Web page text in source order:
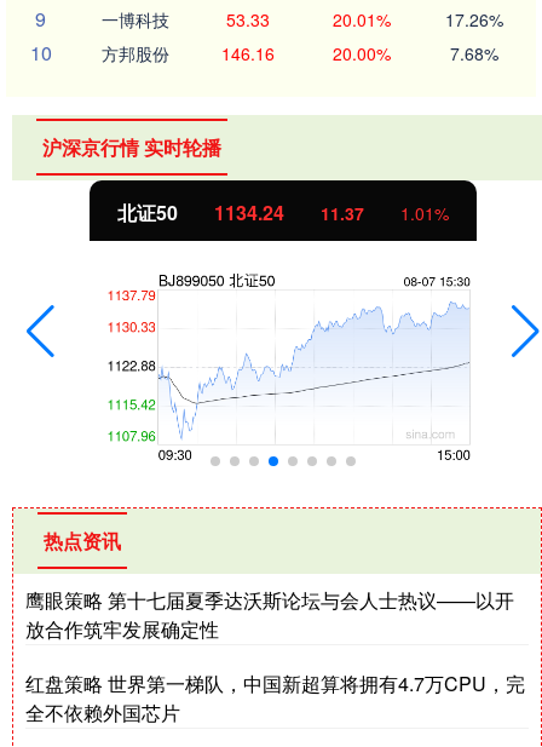
9 一博科技 53.33 20.01% 17.26%
10 方邦股份 146.16 20.00% 7.68%
沪深京行情 实时轮播
北证50 1134.24 11.37 1.01%
热点资讯
鹰眼策略 第十七届夏季达沃斯论坛与会人士热议——以开
放合作筑牢发展确定性
红盘策略 世界第一梯队，中国新超算将拥有4.7万CPU，完
全不依赖外国芯片